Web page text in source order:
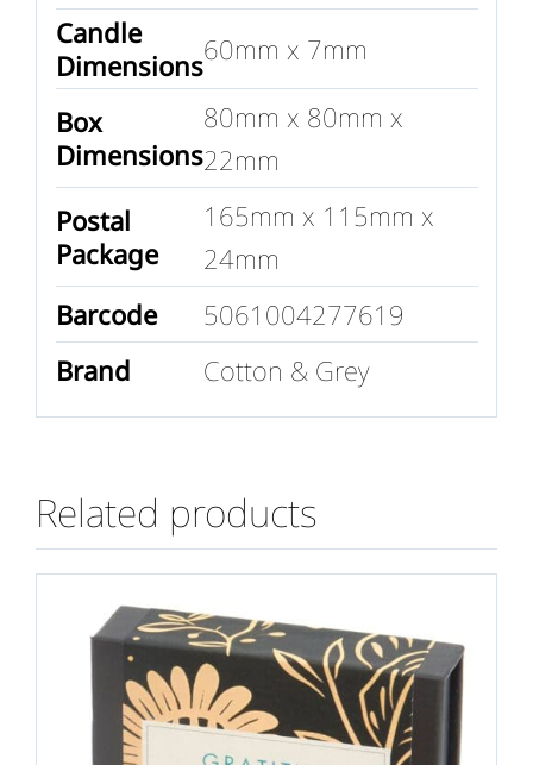
Candle
Dimensions60mm x 7mm
Box
Dimensions
80mm x 80mm x
22mm
Postal
Package
165mm x 115mm x
24mm
Barcode
5061004277619
Brand
Cotton & Grey
Related products